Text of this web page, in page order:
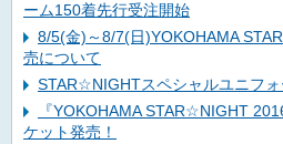
ーム150着先行受注開始
8/5(金)～8/7(日)YOKOHAMA
売について
STAR☆NIGHTスペシャルユニフォ
『YOKOHAMA STAR☆NIGHT
ケット発売！